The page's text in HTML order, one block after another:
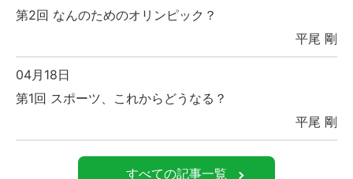
第2回 なんのためのオリンピック？
平尾 剛
04月18日
第1回 スポーツ、これからどうなる？
平尾 剛
すべての記事一覧